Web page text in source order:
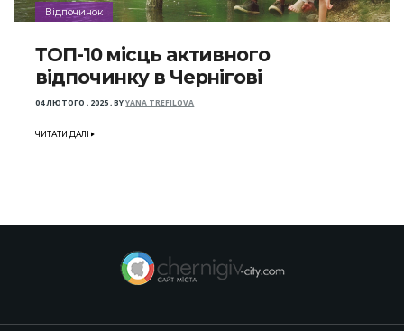
Відпочинок
ТОП-10 місць активного
відпочинку в Чернігові
04 ЛЮТОГО , 2025,BYYANA TREFILOVA
ЧИТАТИ ДАЛІ